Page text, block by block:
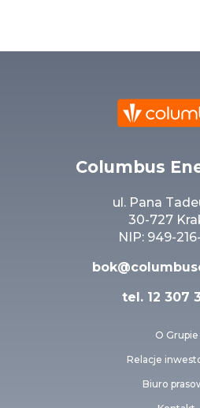
Columbus
ul. Pana
30-727
NIP: 949-
tel.12 307
O Grupie
Relacje
Biuro